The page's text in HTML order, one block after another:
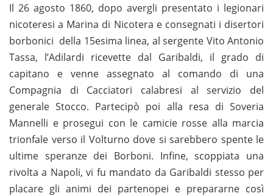
Il 26 agosto 1860, dopo avergli presentato i legionari
nicoteresi a Marina di Nicotera e consegnati i disertori
borbonici della 15esima linea, al sergente Vito Antonio
Tassa, l’Adilardi ricevette dal Garibaldi, il grado di
capitano e venne assegnato al comando di una
Compagnia di Cacciatori calabresi al servizio del
generale Stocco. Partecipò poi alla resa di Soveria
Mannelli e prosegui con le camicie rosse alla marcia
trionfale verso il Volturno dove si sarebbero spente le
ultime speranze dei Borboni. Infine, scoppiata una
rivolta a Napoli, vi fu mandato da Garibaldi stesso per
placare gli animi dei partenopei e prepararne così